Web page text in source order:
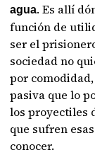
agua. Es allí
función de
ser el
sociedad no
por
pasiva que lo
los proyectiles
que sufren
conocer.